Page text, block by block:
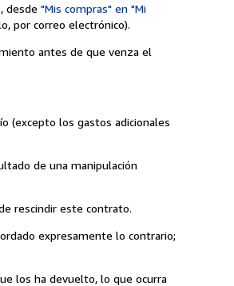
desde "Mis compras" en "Mi
por correo electrónico).
antes de que venza el
(excepto los gastos adicionales
de una manipulación
rescindir este contrato.
expresamente lo contrario;
los ha devuelto, lo que ocurra